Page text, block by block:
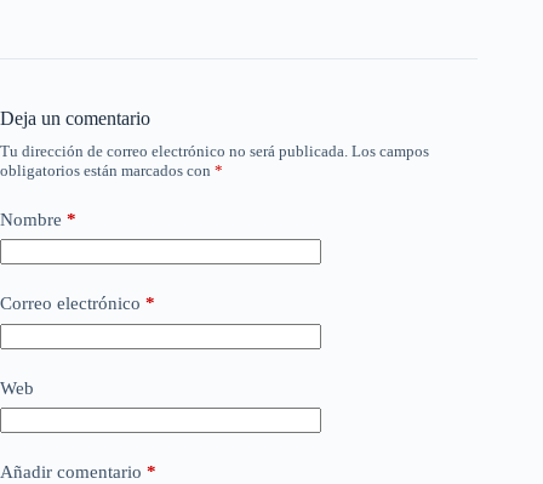
Deja un comentario
Tu dirección de correo electrónico no será publicada. Los campos
obligatorios están marcados con *
Nombre *
Correo electrónico *
Web
Añadir comentario *